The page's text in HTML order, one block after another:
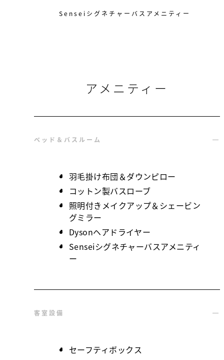
Senseiシグネチャーバスアメニティー
アメニティー
ベッド＆バスルーム
羽毛掛け布団＆ダウンピロー
コットン製バスローブ
照明付きメイクアップ＆シェービン
グミラー
Dysonヘアドライヤー
Senseiシグネチャーバスアメニティ
ー
客室設備
セーフティボックス